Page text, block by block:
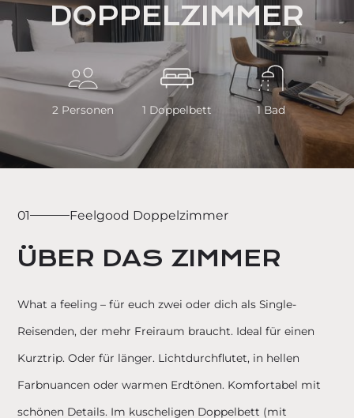
DOPPELZIMMER
2 Personen 1 Doppelbett 1 Bad
01 Feelgood Doppelzimmer
ÜBER DAS ZIMMER
What a feeling – für euch zwei oder dich als Single-
Reisenden, der mehr Freiraum braucht. Ideal für einen
Kurztrip. Oder für länger. Lichtdurchflutet, in hellen
Farbnuancen oder warmen Erdtönen. Komfortabel mit
schönen Details. Im kuscheligen Doppelbett (mit